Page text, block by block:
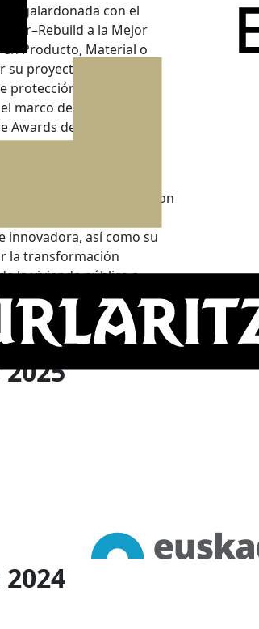
galardonada con el
a la Mejor
Producto, Material o
su proyecto de 36
protección oficial en
marco de los Advanced
Awards del congreso
de la sociedad pública con
innovadora, así como su
la transformación
la vivienda pública a
de la industrialización
de cambio del sector de